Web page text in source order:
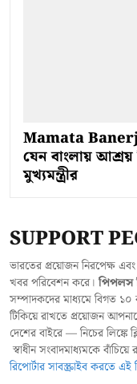
Mamata
যেন বাংলায় আশ্রয়
মুখ্যমন্ত্রীর
SUPPORT
ভারতের প্রয়োজন নিরপেক্ষ
খবর পরিবেশন করে।পিপলস
সম্পাদকদের মাধ্যমে বিগত ১০
টিকিয়ে রাখতে প্রয়োজন
দেশের বাইরে — নিচের লিঙ্কে
স্বাধীন সংবাদমাধ্যমকে
রিপোর্টার সাবস্ক্রাইব করতে